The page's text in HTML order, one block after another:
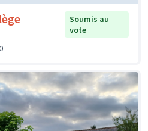
Soumis au
vote